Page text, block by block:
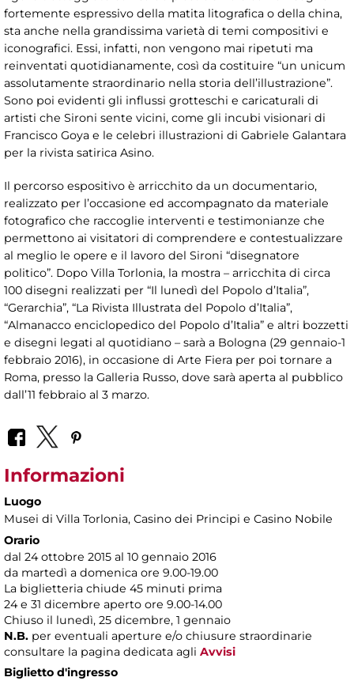
fortemente espressivo della matita litografica o della china,
sta anche nella grandissima varietà di temi compositivi e
iconografici. Essi, infatti, non vengono mai ripetuti ma
reinventati quotidianamente, così da costituire “un unicum
assolutamente straordinario nella storia dell’illustrazione”.
Sono poi evidenti gli influssi grotteschi e caricaturali di
artisti che Sironi sente vicini, come gli incubi visionari di
Francisco Goya e le celebri illustrazioni di Gabriele Galantara
per la rivista satirica Asino.
Il percorso espositivo è arricchito da un documentario,
realizzato per l’occasione ed accompagnato da materiale
fotografico che raccoglie interventi e testimonianze che
permettono ai visitatori di comprendere e contestualizzare
al meglio le opere e il lavoro del Sironi “disegnatore
politico”. Dopo Villa Torlonia, la mostra – arricchita di circa
100 disegni realizzati per “Il lunedì del Popolo d’Italia”,
“Gerarchia”, “La Rivista Illustrata del Popolo d’Italia”,
“Almanacco enciclopedico del Popolo d’Italia” e altri bozzetti
e disegni legati al quotidiano – sarà a Bologna (29 gennaio-1
febbraio 2016), in occasione di Arte Fiera per poi tornare a
Roma, presso la Galleria Russo, dove sarà aperta al pubblico
dall’11 febbraio al 3 marzo.
Informazioni
Luogo
Musei di Villa Torlonia, Casino dei Principi e Casino Nobile
Orario
dal 24 ottobre 2015 al 10 gennaio 2016
da martedì a domenica ore 9.00-19.00
La biglietteria chiude 45 minuti prima
24 e 31 dicembre aperto ore 9.00-14.00
Chiuso il lunedì, 25 dicembre, 1 gennaio
N.B. per eventuali aperture e/o chiusure straordinarie
consultare la pagina dedicata agli Avvisi
Biglietto d'ingresso